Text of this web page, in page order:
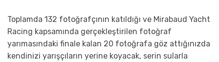
Toplamda 132 fotoğrafçının katıldığı ve Mirabaud Yacht
Racing kapsamında gerçekleştirilen fotoğraf
yarımasındaki finale kalan 20 fotoğrafa göz attığınızda
kendinizi yarışçıların yerine koyacak, serin sularla